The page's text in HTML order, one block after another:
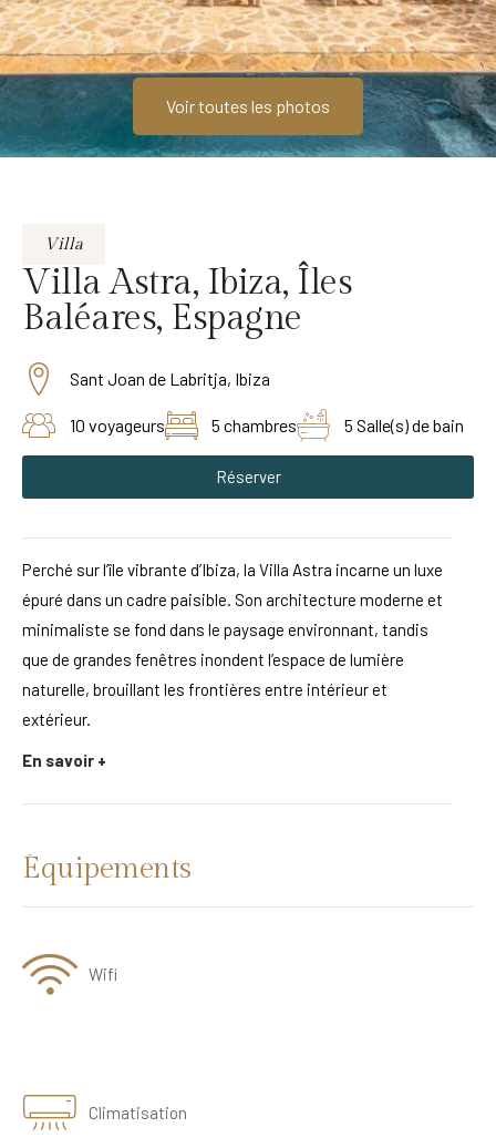
Voir toutes les photos
Villa
Villa Astra, Ibiza, Îles
Baléares, Espagne
Sant Joan de Labritja, Ibiza
10 voyageurs 5 chambres 5 Salle(s) de bain
Réserver
Perché sur l’île vibrante d’Ibiza, la Villa Astra incarne un luxe
épuré dans un cadre paisible. Son architecture moderne et
minimaliste se fond dans le paysage environnant, tandis
que de grandes fenêtres inondent l’espace de lumière
naturelle, brouillant les frontières entre intérieur et
extérieur.
En savoir +
Équipements
Wifi
Climatisation